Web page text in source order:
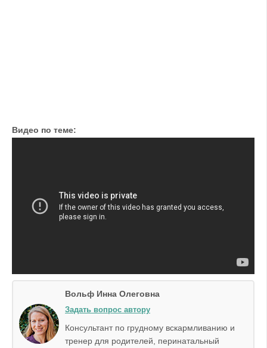
Видео по теме:
Вольф Инна Олеговна
Задать вопрос автору
Консультант по грудному вскармливанию и
тренер для родителей, перинатальный